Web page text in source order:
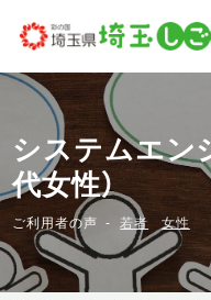
システムエン
代女性）
ご利用者の声 若者 女性